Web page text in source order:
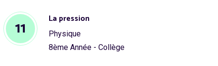
11 La pression
Physique
8ème Année - Collège